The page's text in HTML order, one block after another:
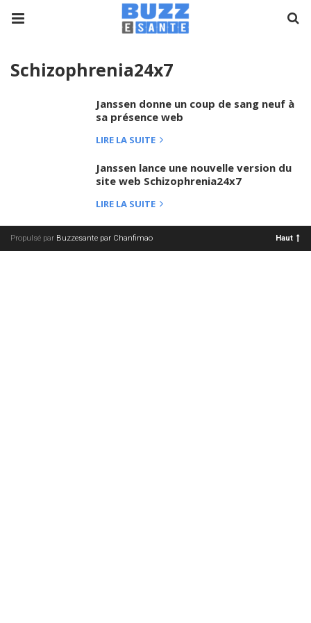
Schizophrenia24x7
Janssen donne un coup de sang neuf à
sa présence web
LIRE LA SUITE
Janssen lance une nouvelle version du
site web Schizophrenia24x7
LIRE LA SUITE
Propulsé par Buzzesante par Chanfimao Haut